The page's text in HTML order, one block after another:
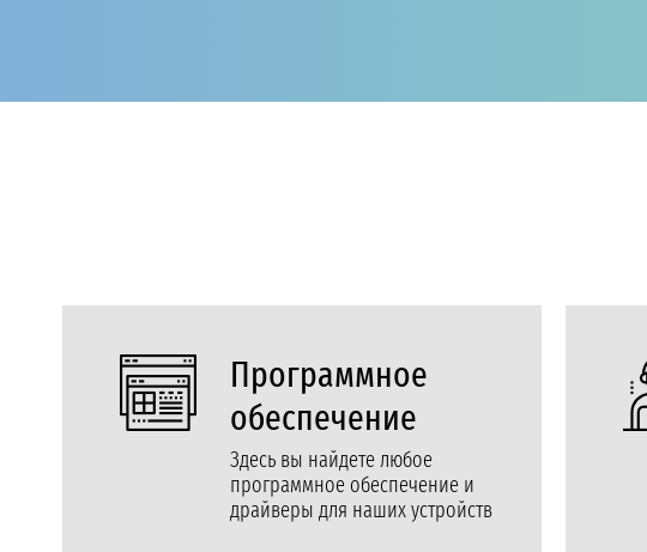
Программное
обеспечение
Здесь вы найдете любое
программное обеспечение и
драйверы для наших устройств